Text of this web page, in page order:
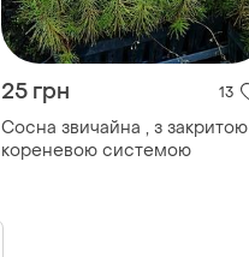
25 грн 13
Сосна звичайна , з закритою
кореневою системою